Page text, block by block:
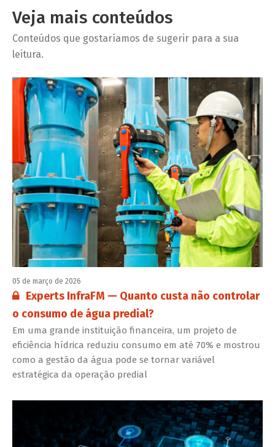
Veja mais conteúdos
Conteúdos que gostaríamos de sugerir para a sua
leitura.
05 de março de 2026
Conteúdo restrito:
Experts InfraFM — Quanto custa não controlar
o consumo de água predial?
Em uma grande instituição financeira, um projeto de
eficiência hídrica reduziu consumo em até 70% e mostrou
como a gestão da água pode se tornar variável
estratégica da operação predial